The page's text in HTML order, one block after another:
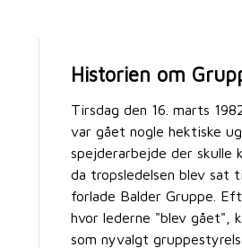
Historien om
Tirsdag den 16. marts
var gået nogle hektiske
spejderarbejde der skulle
da tropsledelsen blev
forlade Balder Gruppe.
hvor lederne "blev gået",
som nyvalgt